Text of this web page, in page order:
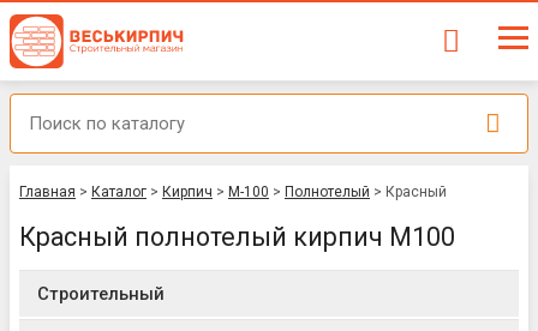
Главная > Каталог > Кирпич > М-100 > Полнотелый > Красный
Красный полнотелый кирпич М100
Строительный